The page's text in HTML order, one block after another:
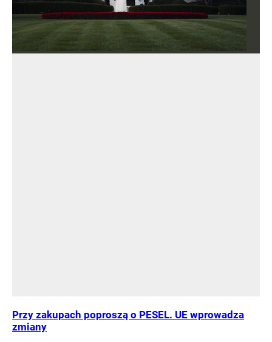
Przy zakupach poproszą o PESEL. UE wprowadza
zmiany